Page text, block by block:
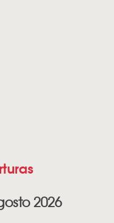
2026